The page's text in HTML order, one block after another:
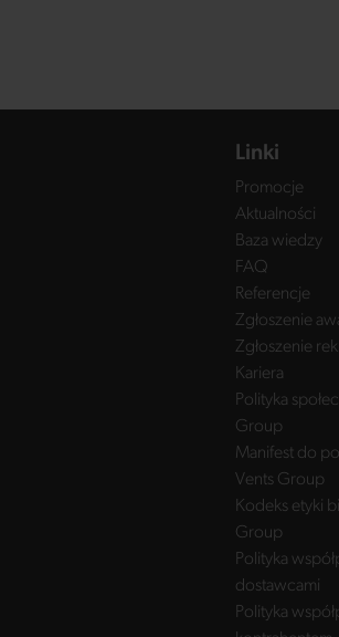
Linki
Promocje
Aktualności
Baza wiedzy
FAQ
Referencje
Zgłoszenie
Zgłoszenie
Kariera
Polityka
Group
Manifest do
Vents Group
Kodeks etyki
Group
Polityka
dostawcami
Polityka